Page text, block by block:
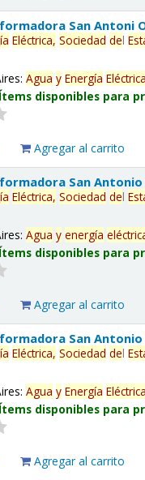
San Antoni
Eléctrica, Sociedad del
Agua y Energía
Ítems disponibles para
Agregar al carrito
San
Eléctrica, Sociedad del
Agua y energía
Ítems disponibles para
Agregar al carrito
San
Eléctrica, Sociedad del
Agua y Energía
Ítems disponibles para
Agregar al carrito